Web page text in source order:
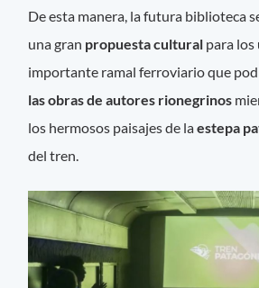
De esta manera, la futura biblioteca
una gran propuesta cultural para los
importante ramal ferroviario que
las obras de autores rionegrinos
los hermosos paisajes de laestepa
del tren.